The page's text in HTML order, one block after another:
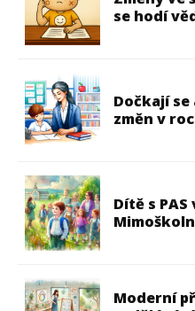
se hodí
Dočkají
změn v
Dítě s
Moderní